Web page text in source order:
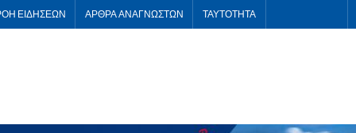
ΕΙΔΗΣΕΩΝ ΑΡΘΡΑ ΑΝΑΓΝΩΣΤΩΝ ΤΑΥΤΟΤΗΤΑ
News